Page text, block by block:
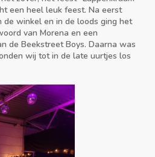
een heel leuk feest. Na eerst
winkel en in de loods ging het
van Morena en een
de Beekstreet Boys. Daarna was
wij tot in de late uurtjes los